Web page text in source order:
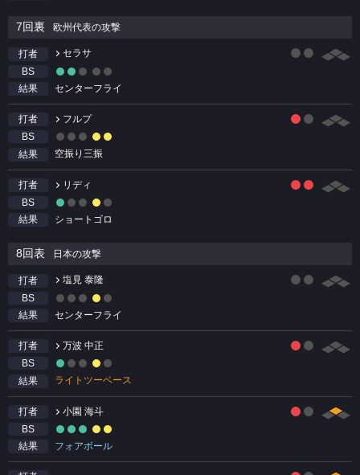
7回裏 欧州代表の攻撃
打者
セラサ
BS
結果
センターフライ
打者
フルプ
BS
結果
空振り三振
打者
リディ
BS
結果
ショートゴロ
8回表 日本の攻撃
打者
塩見 泰隆
BS
結果
センターフライ
打者
万波 中正
BS
結果
ライトツーベース
打者
小園 海斗
BS
結果
フォアボール